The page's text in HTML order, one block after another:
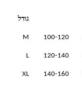
גודל
100-120
M
120-140
L
140-160
XL